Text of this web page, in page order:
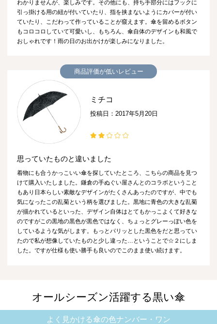
わかりませんが、楽しみです。その他にも、持ち手部分にはフックに
引っ掛ける用の紐が付いていたり、指を挟まないようにカバーが付い
ていたり、こだわって作っていることが窺えます。傘を留めるボタン
もコロコロしていて可愛いし、もちろん、傘自体のデザインも和風で
おしゃれです！雨の日のお出かけが楽しみになりました。
商品評価が低いレビュー
ミチコ
投稿日：2017年5月20日
思っていたものと違いました
着物にも合うかっこいい傘を探していたところ、こちらの商品を見つ
けて購入いたしました。鎌倉の手ぬぐい屋さんとのコラボということ
もあり日本らしい素敵なデザインがたくさんあったのですが、中でも
気になったこの乱菊という柄を選びました。黒地に青色の大きな乱菊
が描かれているといった、デザイン自体はとてもかっこよくて好きな
のですがこの黒地の黒色が黒色ではなく、ちょっとグレーっぽい色を
しているような気がします。もっとパリッとした黒色をだと思ってい
たので私が想像していたものと少し違った…ということで☆２にしま
した。ですが仕様も使い勝手も良いのでこのまま使い続けます。
オールシーズン活躍する黒い傘
よく見かける傘の色ナンバー・ワン